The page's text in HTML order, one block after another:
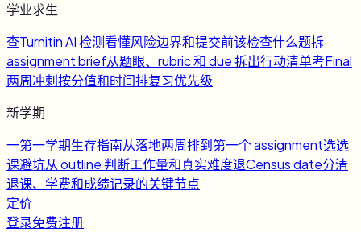
学业求生
查Turnitin AI 检测看懂风险边界和提交前该检查什么题拆
assignment brief从题眼、rubric 和 due 拆出行动清单考Final
两周冲刺按分值和时间排复习优先级
新学期
一第一学期生存指南从落地两周排到第一个 assignment选选
课避坑从 outline 判断工作量和真实难度退Census date分清
退课、学费和成绩记录的关键节点
定价
登录免费注册